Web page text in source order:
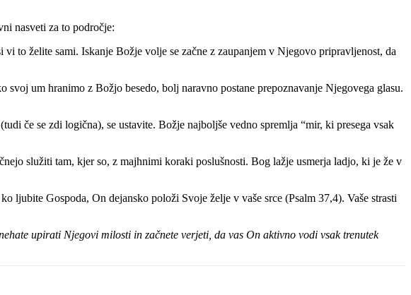
nasveti za to področje:
to želite sami. Iskanje Božje volje se začne z zaupanjem v Njegovo pripravljenost, da
um hranimo z Božjo besedo, bolj naravno postane prepoznavanje Njegovega glasu.
če se zdi logična), se ustavite. Božje najboljše vedno spremlja “mir, ki presega vsak
služiti tam, kjer so, z majhnimi koraki poslušnosti. Bog lažje usmerja ladjo, ki je že v
Gospoda, On dejansko položi Svoje želje v vaše srce (Psalm 37,4). Vaše strasti
upirati Njegovi milosti in začnete verjeti, da vas On aktivno vodi vsak trenutek